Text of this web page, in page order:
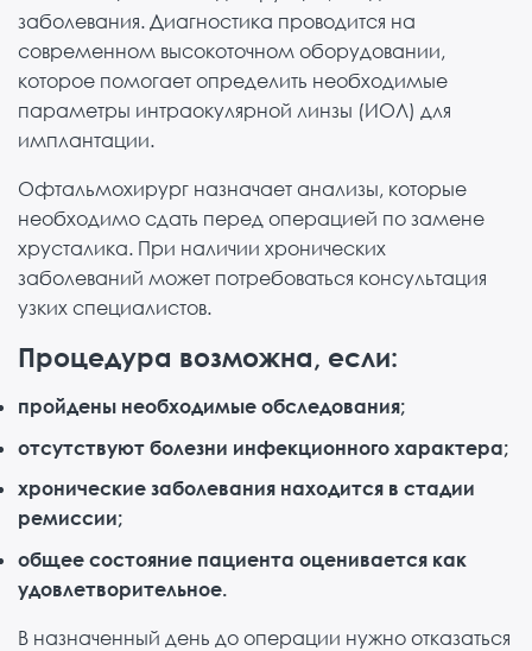
заболевания. Диагностика проводится на
современном высокоточном оборудовании,
которое помогает определить необходимые
параметры интраокулярной линзы (ИОЛ) для
имплантации.
Офтальмохирург назначает анализы, которые
необходимо сдать перед операцией по замене
хрусталика. При наличии хронических
заболеваний может потребоваться консультация
узких специалистов.
Процедура возможна, если:
пройдены необходимые обследования;
отсутствуют болезни инфекционного характера;
хронические заболевания находится в стадии
ремиссии;
общее состояние пациента оценивается как
удовлетворительное.
В назначенный день до операции нужно отказаться